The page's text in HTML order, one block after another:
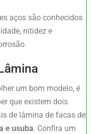
aços são conhecidos
nitidez e
um bom modelo, é
que existem dois
de lâmina de facas de
e usuba. Confira um